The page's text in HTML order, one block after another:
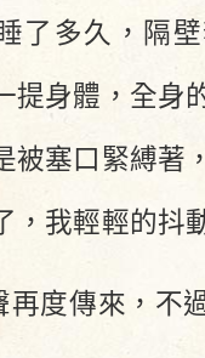
多久，隔壁
提身體，全身
被塞口緊縛著
，我輕輕的抖
度傳來，不